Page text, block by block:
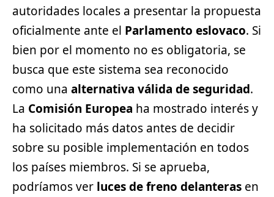
autoridades locales a presentar la propuesta
oficialmente ante el Parlamento eslovaco. Si
bien por el momento no es obligatoria, se
busca que este sistema sea reconocido
como una alternativa válida de seguridad.
La Comisión Europea ha mostrado interés y
ha solicitado más datos antes de decidir
sobre su posible implementación en todos
los países miembros. Si se aprueba,
podríamos ver luces de freno delanteras en